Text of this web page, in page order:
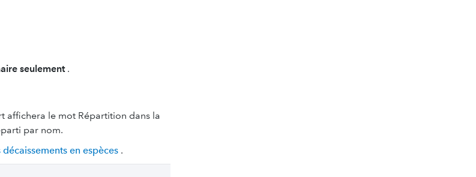
seulement.
affichera le mot Répartition dans la
par nom.
en espèces .